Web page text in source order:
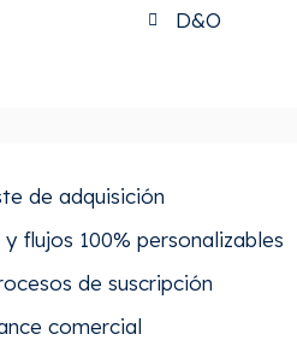
D&O
de adquisición
flujos 100% personalizables
de suscripción
comercial